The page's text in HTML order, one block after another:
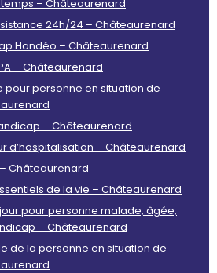
– Châteaurenard
24h/24 – Châteaurenard
Handéo – Châteaurenard
– Châteaurenard
pour personne en situation de
– Châteaurenard
d’hospitalisation – Châteaurenard
Châteaurenard
de la vie – Châteaurenard
pour personne malade, âgée,
– Châteaurenard
de la personne en situation de